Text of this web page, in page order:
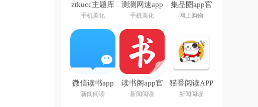
ztkucc主题库
安卓仿苹果
app
手机美化
测测网速app
手机美化
集品圈app官
方下载
网上购物
微信读书app
下载安装官方
版
新闻阅读
读书阁app官
方下载最新版
本
新闻阅读
猫番阅读APP
新闻阅读